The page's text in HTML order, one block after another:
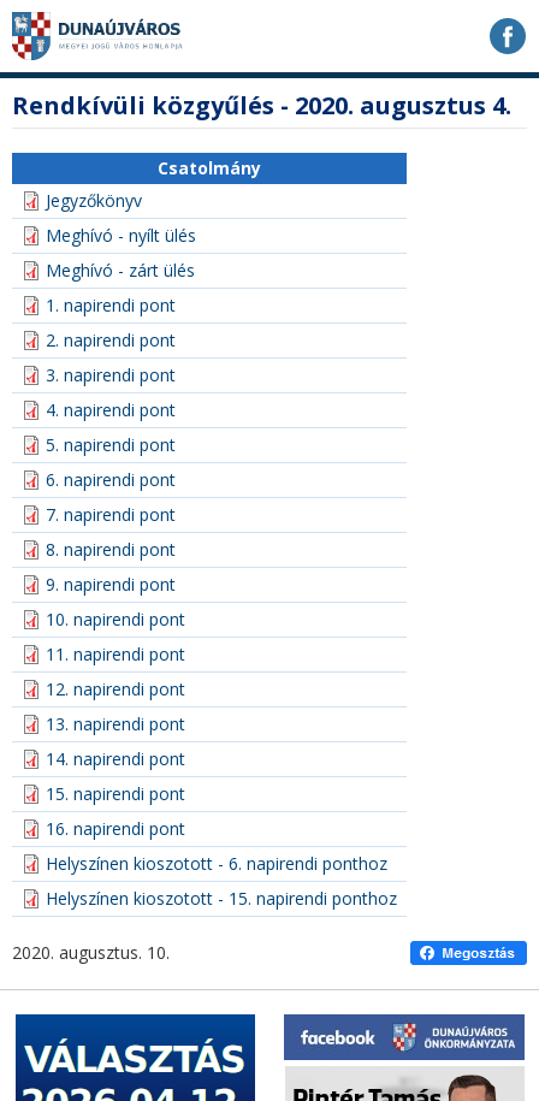
Ugrás
tartalomhoz
Ugrás
navigációhoz
Ugrás
kereséshez
a
honlapon
tartalom
Rendkívüli közgyűlés - 2020. augusztus 4.
Csatolmány
Jegyzőkönyv
Meghívó - nyílt ülés
Meghívó - zárt ülés
1. napirendi pont
2. napirendi pont
3. napirendi pont
4. napirendi pont
5. napirendi pont
6. napirendi pont
7. napirendi pont
8. napirendi pont
9. napirendi pont
10. napirendi pont
11. napirendi pont
12. napirendi pont
13. napirendi pont
14. napirendi pont
15. napirendi pont
16. napirendi pont
Helyszínen kioszotott - 6. napirendi ponthoz
Helyszínen kioszotott - 15. napirendi ponthoz
2020. augusztus. 10.